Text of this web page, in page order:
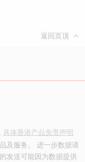
返回页顶
具体香港产品免责声明
及服务。 进一步数据请
发送可能因为数据提供